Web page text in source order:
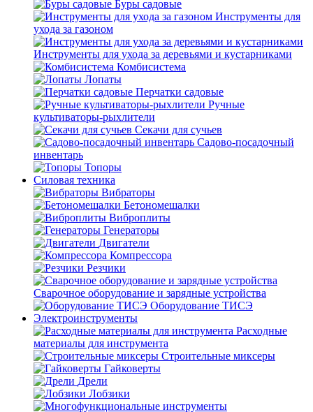
Буры садовые
Инструменты для
ухода за газоном
Инструменты для ухода за деревьями и кустарниками
Комбисистема
Лопаты
Перчатки садовые
Ручные
культиваторы-рыхлители
Секачи для сучьев
Садово-посадочный
инвентарь
Топоры
Силовая техника
Вибраторы
Бетономешалки
Виброплиты
Генераторы
Двигатели
Компрессора
Резчики
Сварочное оборудование и зарядные устройства
Оборудование ТИСЭ
Электроинструменты
Расходные
материалы для инструмента
Строительные миксеры
Гайковерты
Дрели
Лобзики